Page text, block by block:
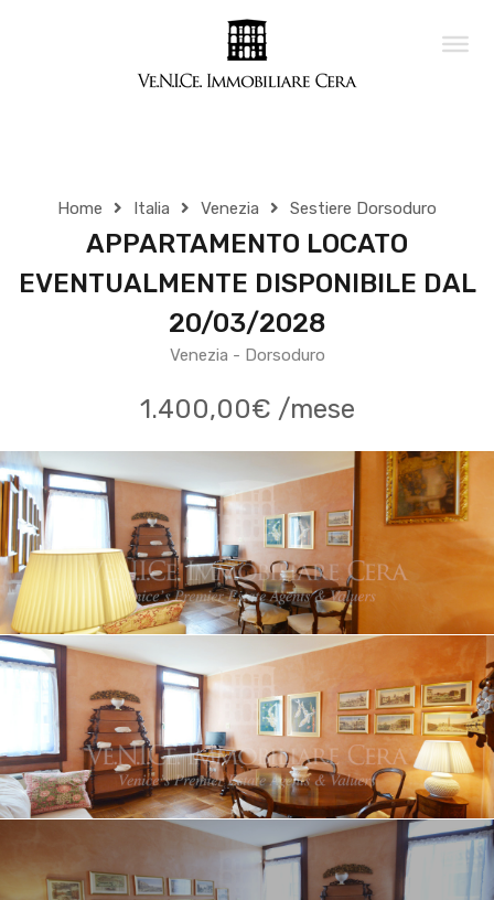
Home Italia Venezia Sestiere Dorsoduro
APPARTAMENTO LOCATO
EVENTUALMENTE DISPONIBILE DAL
20/03/2028
Venezia - Dorsoduro
1.400,00€ /mese